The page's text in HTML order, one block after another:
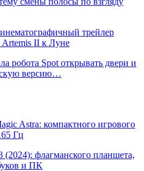
трейлер
II к Луне
робота Spot открывать двери и
версию…
Astra: компактного игрового
Гц
флагманского планшета,
и ПК